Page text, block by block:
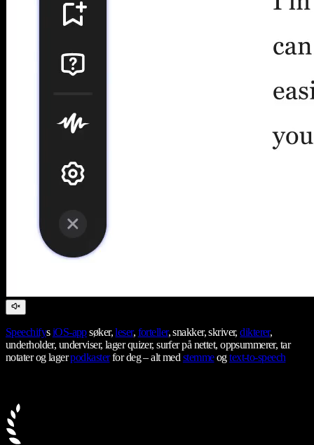
SpeechifysiOS-appsøker,leser, forteller, snakker, skriver,dikterer,
underholder, underviser, lager quizer, surfer på nettet, oppsummerer, tar
notater og lagerpodkasterfor deg – alt medstemmeogtext-to-speech